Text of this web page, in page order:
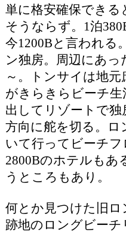
単に格安確保できる
そうならず。1泊
今1200Bと言われる
ン独房。周辺にあっ
～。トンサイは地
がきらきらビーチ生
出してリゾートで独
方向に舵を切る。ロ
いて行ってビーチフ
2800Bのホテルもあ
うところもあり。
何とか見つけた旧
跡地のロングビーチ